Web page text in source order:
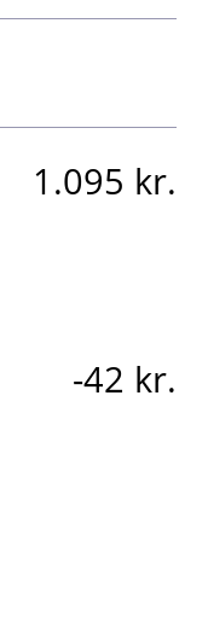
1.095 kr.
-42 kr.